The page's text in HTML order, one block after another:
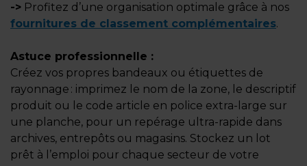
-> Profitez d’une organisation optimale grâce à nos
fournitures de classement complémentaires.
Astuce professionnelle :
Créez vos propres bandeaux ou étiquettes de
rayonnage : imprimez le nom de la zone, le descriptif
produit ou le code article en police extra-large sur
une planche, pour un repérage ultra-rapide dans
archives, entrepôts ou magasins. Stockez un lot
prêt à l’emploi pour chaque secteur de votre